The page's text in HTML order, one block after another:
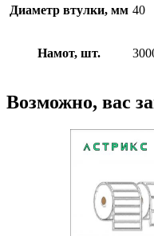
Диаметр втулки, мм 40
Намот, шт.
Возможно, вас